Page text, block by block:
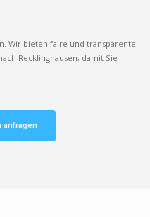
Wir bieten faire und transparente
Recklinghausen, damit Sie
anfragen